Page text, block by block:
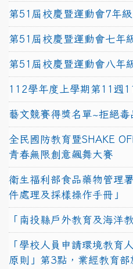
第51屆校慶暨運動會7年
第51屆校慶暨運動會七年
第51屆校慶暨運動會八年
112學年度上學期第11週
藝文競賽得獎名單~拒絕毒
全民國防教育暨SHAKE
青春無限創意飆舞大賽
衛生福利部食品藥物管理
件處理及採樣操作手冊」
「南投縣戶外教育及海洋
「學校人員申請環境教育
原則」第3點，業經教育